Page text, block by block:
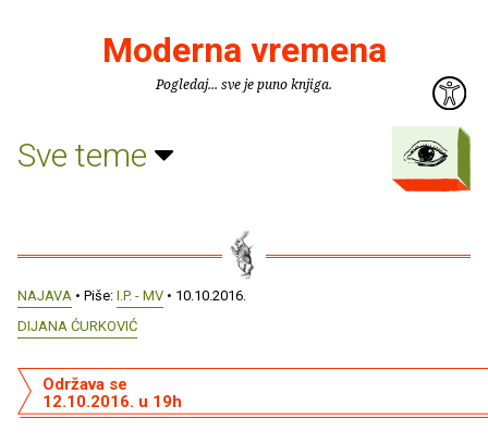
Moderna vremena
Pogledaj... sve je puno knjiga.
Sve teme
NAJAVA • Piše: I.P. - MV • 10.10.2016.
DIJANA ĆURKOVIĆ
Održava se
12.10.2016. u 19h